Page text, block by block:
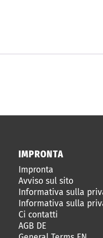
IMPRONTA
Impronta
Avviso sul sito
Informativa sulla
Informativa sulla
Ci contatti
AGB DE